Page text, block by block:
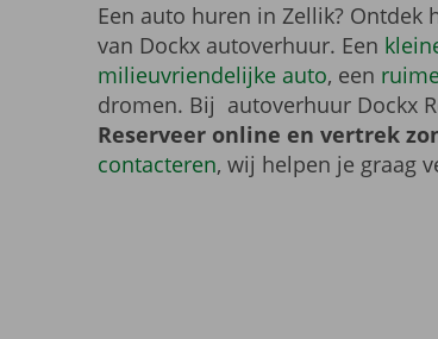
Een auto huren in Zellik?
van Dockx autoverhuur. Een
milieuvriendelijke auto, een
dromen. Bij autoverhuur Dockx
Reserveer online en vertrek
contacteren, wij helpen je graag